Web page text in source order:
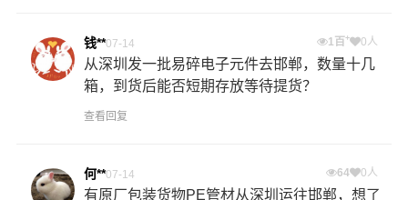
钱**07-14 1百+ 0人
从深圳发一批易碎电子元件去邯郸，数量十几
箱，到货后能否短期存放等待提货？
查看回复
何**07-14 64 0人
有原厂包装货物PE管材从深圳运往邯郸，想了